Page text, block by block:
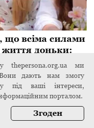
що всіма силами
доньки:
4 листопада 2024
thepersona.org.ua ми
дають нам змогу
під ваші інтереси,
порталом.
Згоден